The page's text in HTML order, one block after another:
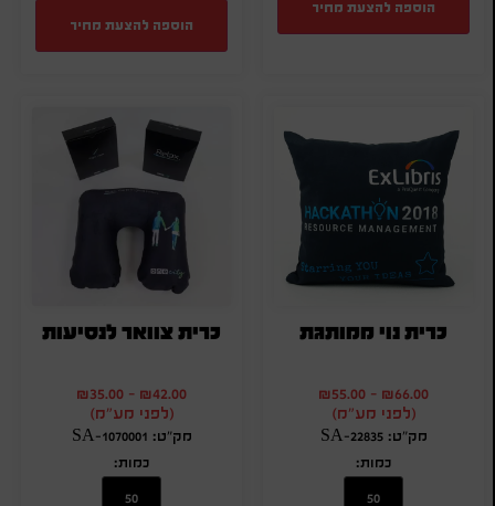
הוספה להצעת מחיר
הוספה להצעת מחיר
כרית נוי ממותגת
₪66.00
-
₪55.00
(לפני מע"מ)
מק"ט: SA-22835
כמות:
כרית צוואר לנסיעות
₪42.00
-
₪35.00
(לפני מע"מ)
מק"ט: SA-1070001
כמות: